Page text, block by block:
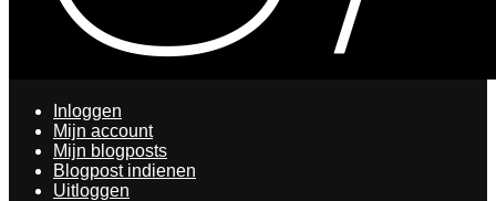
Inloggen
Mijn account
Mijn blogposts
Blogpost indienen
Uitloggen